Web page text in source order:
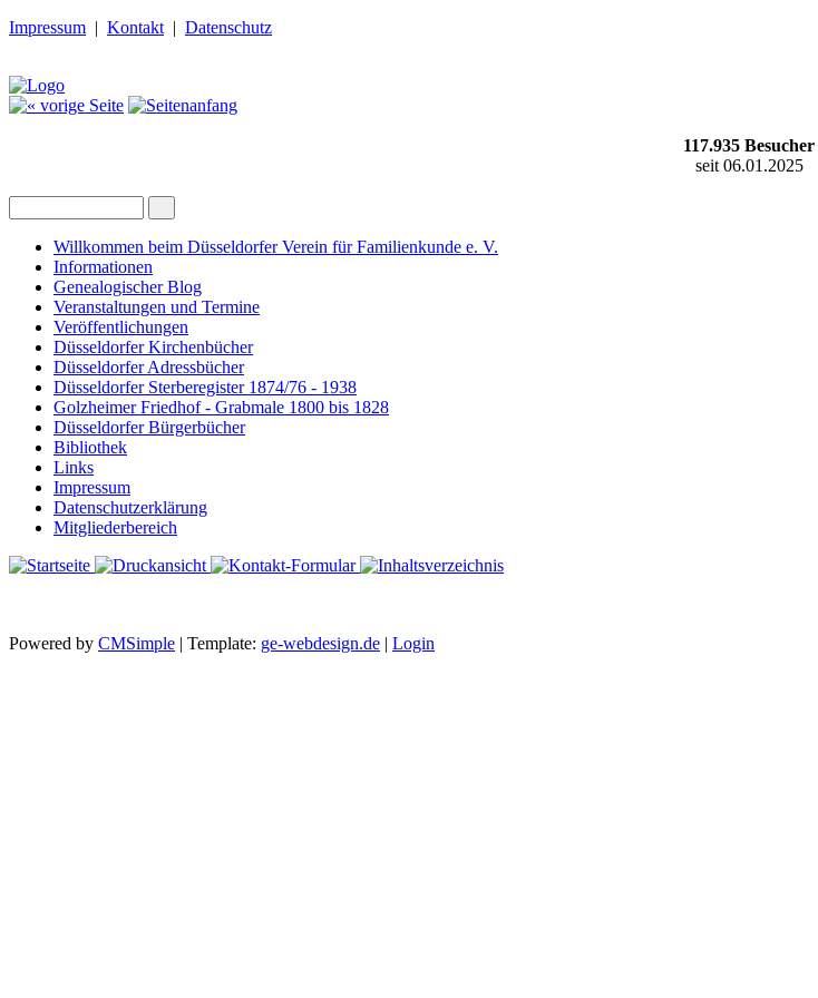
Impressum | Kontakt | Datenschutz
117.935 Besucher
seit 06.01.2025
Willkommen beim Düsseldorfer Verein für Familienkunde e. V.
Informationen
Genealogischer Blog
Veranstaltungen und Termine
Veröffentlichungen
Düsseldorfer Kirchenbücher
Düsseldorfer Adressbücher
Düsseldorfer Sterberegister 1874/76 - 1938
Golzheimer Friedhof - Grabmale 1800 bis 1828
Düsseldorfer Bürgerbücher
Bibliothek
Links
Impressum
Datenschutzerklärung
Mitgliederbereich
Powered by CMSimple | Template: ge-webdesign.de | Login